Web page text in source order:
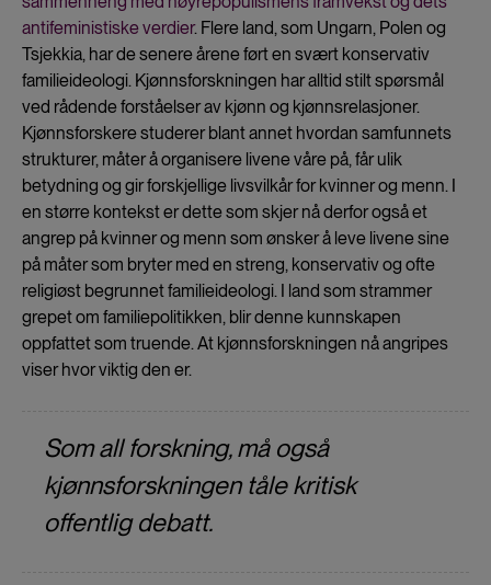
antifeministiske verdier. Flere land, som Ungarn, Polen og
Tsjekkia, har de senere årene ført en svært konservativ
familieideologi. Kjønnsforskningen har alltid stilt spørsmål
ved rådende forståelser av kjønn og kjønnsrelasjoner.
Kjønnsforskere studerer blant annet hvordan samfunnets
strukturer, måter å organisere livene våre på, får ulik
betydning og gir forskjellige livsvilkår for kvinner og menn. I
en større kontekst er dette som skjer nå derfor også et
angrep på kvinner og menn som ønsker å leve livene sine
på måter som bryter med en streng, konservativ og ofte
religiøst begrunnet familieideologi. I land som strammer
grepet om familiepolitikken, blir denne kunnskapen
oppfattet som truende. At kjønnsforskningen nå angripes
viser hvor viktig den er.
Som all forskning, må også
kjønnsforskningen tåle kritisk
offentlig debatt.